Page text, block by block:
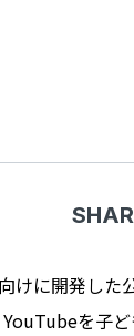
に開発した
を子